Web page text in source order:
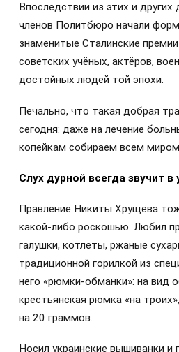
Впоследствии из этих и
членов Политбюро начали
знаменитые Сталинские
советских учёных, актёров,
достойных людей той эпохи.
Печально, что такая добрая
сегодня: даже на лечение
копейкам собираем всем миром…
Слух дурной всегда звучит в
Правление Никиты Хрущёва
какой-либо роскошью. Любил
галушки, котлеты, ржаные
традиционной горилкой из
него «рюмки-обманки»: на вид
крестьянская рюмка «на
на 20 граммов.
Носил украинские вышиванки и